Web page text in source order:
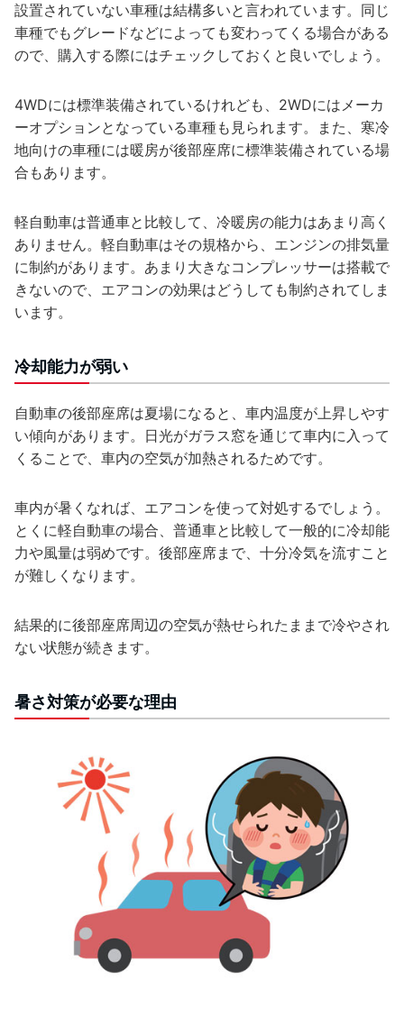
設置されていない車種は結構多いと言われています。同じ
車種でもグレードなどによっても変わってくる場合がある
ので、購入する際にはチェックしておくと良いでしょう。
4WDには標準装備されているけれども、2WDにはメーカ
ーオプションとなっている車種も見られます。また、寒冷
地向けの車種には暖房が後部座席に標準装備されている場
合もあります。
軽自動車は普通車と比較して、冷暖房の能力はあまり高く
ありません。軽自動車はその規格から、エンジンの排気量
に制約があります。あまり大きなコンプレッサーは搭載で
きないので、エアコンの効果はどうしても制約されてしま
います。
冷却能力が弱い
自動車の後部座席は夏場になると、車内温度が上昇しやす
い傾向があります。日光がガラス窓を通じて車内に入って
くることで、車内の空気が加熱されるためです。
車内が暑くなれば、エアコンを使って対処するでしょう。
とくに軽自動車の場合、普通車と比較して一般的に冷却能
力や風量は弱めです。後部座席まで、十分冷気を流すこと
が難しくなります。
結果的に後部座席周辺の空気が熱せられたままで冷やされ
ない状態が続きます。
暑さ対策が必要な理由